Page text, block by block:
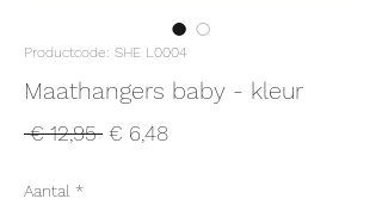
Productcode: SHE L0004
Maathangers baby - kleur
€ 12,95 Normale
€ 6,48Verkoopprijs
Aantal *